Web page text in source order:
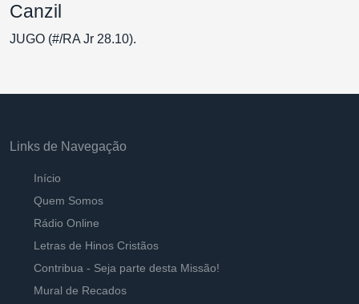
Canzil
JUGO (#/RA Jr 28.10).
Links de Navegação
Início
Quem Somos
Rádio Online
Letras de Hinos Cristãos
Contribua - Seja parte desta Missão!
Mural de Recados